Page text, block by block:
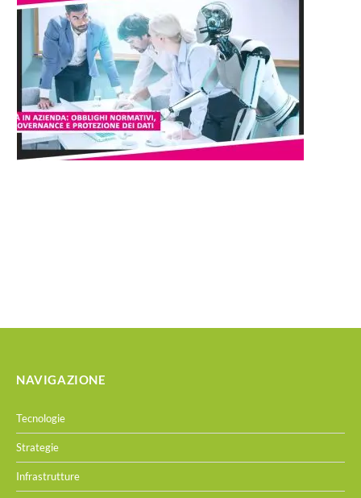
NAVIGAZIONE
Tecnologie
Strategie
Infrastrutture